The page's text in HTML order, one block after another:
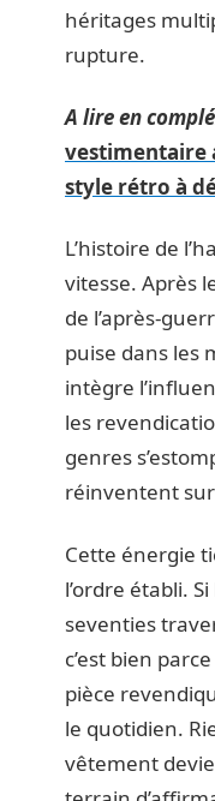
héritages
rupture.
A lire en
vestimentaire
style rétro à
L’histoire de
vitesse. Après
de l’après-
puise dans les
intègre
les
genres
réinventent
Cette énergie
l’ordre établi.
seventies
c’est bien
pièce
le quotidien.
vêtement